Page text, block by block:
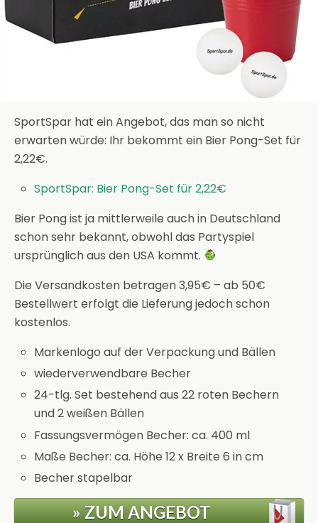
SportSpar hat ein Angebot, das man so nicht
erwarten würde: Ihr bekommt ein Bier Pong-Set für
2,22€.
SportSpar: Bier Pong-Set für 2,22€
Bier Pong ist ja mittlerweile auch in Deutschland
schon sehr bekannt, obwohl das Partyspiel
ursprünglich aus den USA kommt.
Die Versandkosten betragen 3,95€ – ab 50€
Bestellwert erfolgt die Lieferung jedoch schon
kostenlos.
Markenlogo auf der Verpackung und Bällen
wiederverwendbare Becher
24-tlg. Set bestehend aus 22 roten Bechern
und 2 weißen Bällen
Fassungsvermögen Becher: ca. 400 ml
Maße Becher: ca. Höhe 12 x Breite 6 in cm
Becher stapelbar
» ZUM ANGEBOT